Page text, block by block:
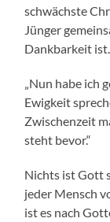
schwächste
Jünger
Dankbarkeit ist.
„Nun habe ich
Ewigkeit
Zwischenzeit
steht bevor.“
Nichts ist Gott
jeder Mensch
ist es nach